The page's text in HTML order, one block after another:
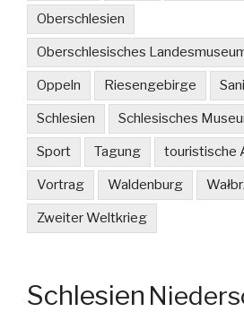
Oberschlesien
Oberschlesisches
Oppeln Riesengebirge
Schlesien Schlesisches
Sport Tagung touristische
Vortrag Waldenburg
Zweiter Weltkrieg
Schlesien